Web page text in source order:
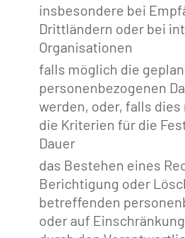
insbesondere bei
Drittländern oder bei
Organisationen
falls möglich die
personenbezogenen
werden, oder, falls
die Kriterien für die
Dauer
das Bestehen eines
Berichtigung oder
betreffenden
oder auf